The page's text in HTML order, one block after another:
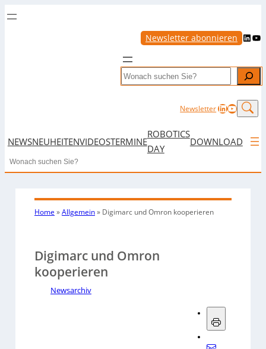
Newsletter abonnieren LinkedIn YouTube
Search
NewsletterLinkedIn
NEWSNEUHEITENVIDEOSTERMINE
ROBOTICS
DAY
DOWNLOAD
Search
Home »Allgemein» Digimarc und Omron kooperieren
Digimarc und Omron
kooperieren
Newsarchiv